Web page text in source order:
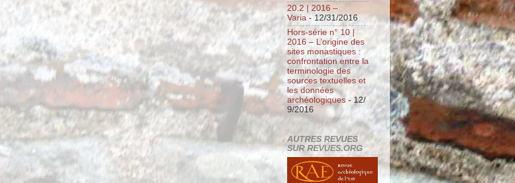
20.2 | 2016 –
Varia - 12/31/2016
Hors-série n° 10 |
2016 – L’origine des
sites monastiques :
confrontation entre la
terminologie des
sources textuelles et
les données
archéologiques - 12/
9/2016
AUTRES REVUES
SUR REVUES.ORG